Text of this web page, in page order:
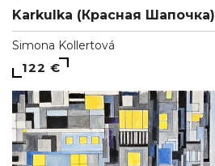
Karkulka (Красная Шапочка)
Simona Kollertová
122 €